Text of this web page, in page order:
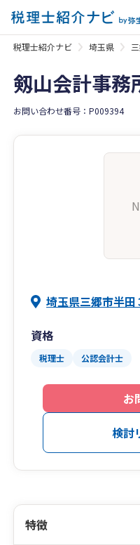
税理士紹介ナビ 埼玉県
剱山会計事務
お問い合わせ番号：P009394
埼玉県三郷市半田
資格
税理士 公認会計士
お
検討
特徴